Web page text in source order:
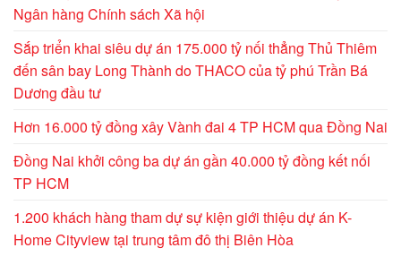
Ngân hàng Chính sách Xã hội
Sắp triển khai siêu dự án 175.000 tỷ nối thẳng Thủ Thiêm
đến sân bay Long Thành do THACO của tỷ phú Trần Bá
Dương đầu tư
Hơn 16.000 tỷ đồng xây Vành đai 4 TP HCM qua Đồng Nai
Đồng Nai khởi công ba dự án gần 40.000 tỷ đồng kết nối
TP HCM
1.200 khách hàng tham dự sự kiện giới thiệu dự án K-
Home Cityview tại trung tâm đô thị Biên Hòa